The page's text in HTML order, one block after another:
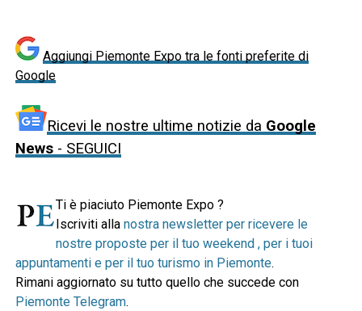
Aggiungi Piemonte Expo tra le fonti preferite di
Google
Ricevi le nostre ultime notizie da Google
News- SEGUICI
Ti è piaciuto Piemonte Expo ?
Iscriviti alla nostra newsletter per ricevere le
nostre proposte per il tuo weekend , per i tuoi
appuntamenti e per il tuo turismo in Piemonte.
Rimani aggiornato su tutto quello che succede con
Piemonte Telegram.